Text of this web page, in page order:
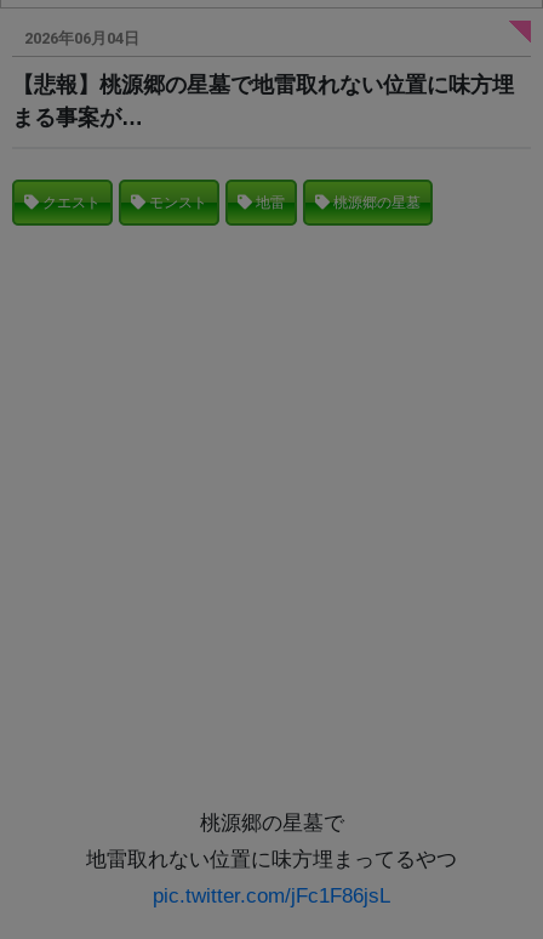
Powered by livedoor 相互RSS
2026年06月04日
【悲報】桃源郷の星墓で地雷取れない位置に味方埋
まる事案が…
クエスト モンスト 地雷 桃源郷の星墓
桃源郷の星墓で
地雷取れない位置に味方埋まってるやつ
pic.twitter.com/jFc1F86jsL